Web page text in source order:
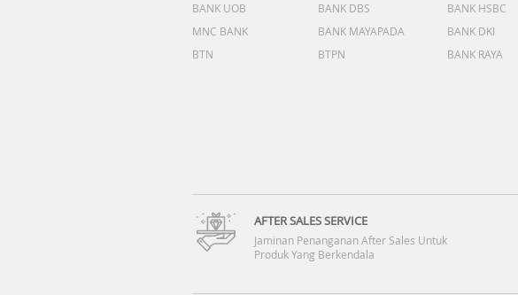
BANK UOB
BANK DBS
BANK HSBC
MNC BANK
BANK MAYAPADA
BANK DKI
BTN
BTPN BANK RAYA
AFTER SALES SERVICE
Jaminan Penanganan After Sales Untuk
Produk Yang Berkendala